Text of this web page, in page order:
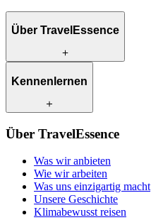
Über TravelEssence
Was wir anbieten
Was uns einzigartig macht
Klimabewusst reisen
Kontakt
Karriere
Kennenlernen
Unsere Reiseexperten
Unsere Kunden
Über TravelEssence
Was wir anbieten
Wie wir arbeiten
Was uns einzigartig macht
Unsere Geschichte
Klimabewusst reisen